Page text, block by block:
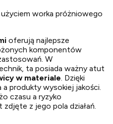
worka próżniowego
oferują najlepsze
komponentów
W
ta posiada ważny atut
w materiale. Dzięki
produkty wysokiej jakości.
czasu a ryzyko
z jego pola działań.